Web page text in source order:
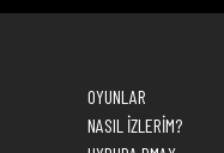
OYUNLAR
NASIL İZLERİM?